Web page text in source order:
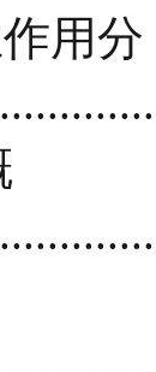
用分